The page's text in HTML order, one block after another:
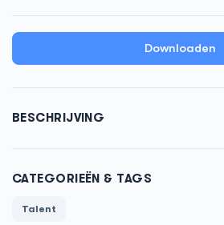
Downloaden
BESCHRIJVING
CATEGORIEËN & TAGS
Talent